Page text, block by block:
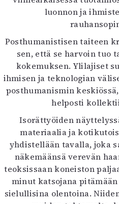
luonnon ja
Posthumanistisen taiteen
sen, että se harvoin tuo
kokemuksen. Ylilajiset
ihmisen ja teknologian
posthumanismin
helposti
Isorättyöiden
materiaalia ja
yhdistellään tavalla, joka
näkemäänsä verevän
teoksissaan koneiston
minut katsojana
sielullisina olentoina.